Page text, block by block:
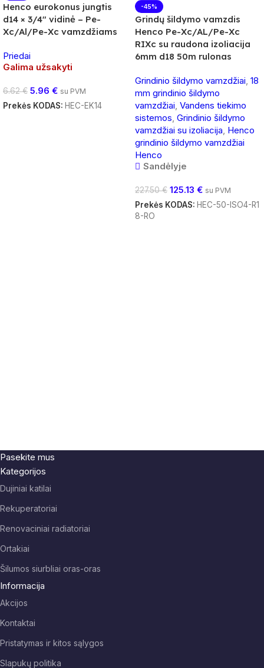
Henco eurokonus jungtis
d14 × 3/4″ vidinė – Pe-
Xc/Al/Pe-Xc vamzdžiams
Priedai
Galima užsakyti
6.62€ 5.96 € su PVM
Prekės KODAS: HEC-EK14
-45%
Grindų šildymo vamzdis
Henco Pe-Xc/AL/Pe-Xc
RIXc su raudona izoliacija
6mm d18 50m rulonas
Grindinio šildymo vamzdžiai, 18
mm grindinio šildymo
vamzdžiai, Vandens tiekimo
sistemos, Grindinio šildymo
vamzdžiai su izoliacija, Henco
grindinio šildymo vamzdžiai
Henco
Sandėlyje
227.50€ 125.13 € su PVM
Prekės KODAS: HEC-50-ISO4-R1
8-RO
Pasekite mus
Kategorijos
Dujiniai katilai
Rekuperatoriai
Renovaciniai radiatoriai
Ortakiai
Šilumos siurbliai oras-oras
Informacija
Akcijos
Kontaktai
Pristatymas ir kitos sąlygos
Slapukų politika